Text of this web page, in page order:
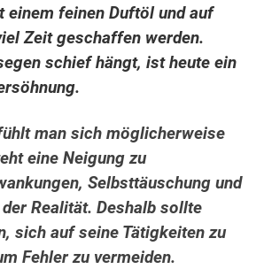
einem feinen Duftöl und auf
Zeit geschaffen werden.
schief hängt, ist heute ein
man sich möglicherweise
eine Neigung zu
Selbsttäuschung und
Realität. Deshalb sollte
sich auf seine Tätigkeiten zu
Fehler zu vermeiden.